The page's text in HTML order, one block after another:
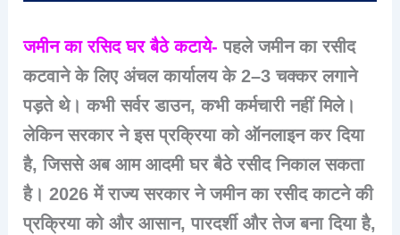
जमीन का रसिद घर बैठे कटाये-पहले जमीन का रसीद
कटवाने के लिए अंचल कार्यालय के 2–3 चक्कर लगाने
पड़ते थे। कभी सर्वर डाउन, कभी कर्मचारी नहीं मिले।
लेकिन सरकार ने इस प्रक्रिया को ऑनलाइन कर दिया
है, जिससे अब आम आदमी घर बैठे रसीद निकाल सकता
है। 2026 में राज्य सरकार ने जमीन का रसीद काटने की
प्रक्रिया को और आसान, पारदर्शी और तेज बना दिया है,